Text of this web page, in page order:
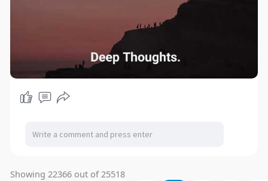
Showing 22366 out of 25518